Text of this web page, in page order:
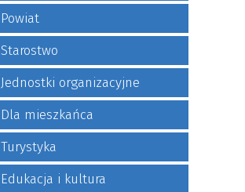
Powiat
Starostwo
Jednostki organizacyjne
Dla mieszkańca
Turystyka
Edukacja i kultura